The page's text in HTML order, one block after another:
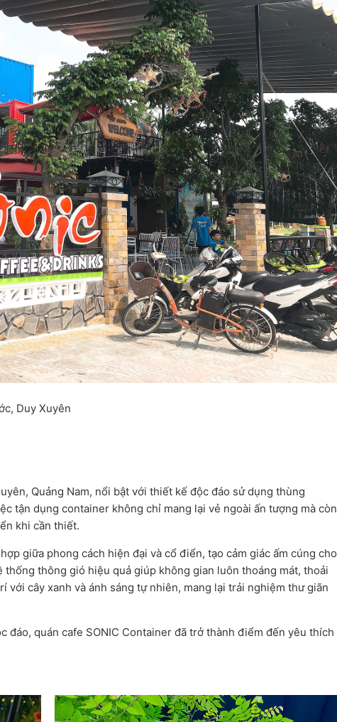
Duy Xuyên
Quảng Nam, nổi bật với thiết kế độc đáo sử dụng thùng
tận dụng container không chỉ mang lại vẻ ngoài ấn tượng mà còn
khi cần thiết.
giữa phong cách hiện đại và cổ điển, tạo cảm giác ấm cúng cho
thông gió hiệu quả giúp không gian luôn thoáng mát, thoải
với cây xanh và ánh sáng tự nhiên, mang lại trải nghiệm thư giãn
đáo, quán cafe SONIC Container đã trở thành điểm đến yêu thích